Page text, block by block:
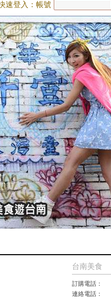
速登入：帳號
台南美食
訂購電話：
連絡電話：